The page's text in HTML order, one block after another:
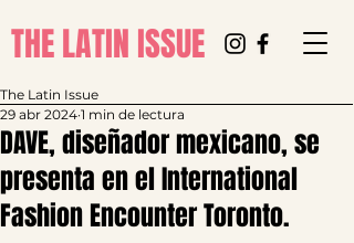
THE LATIN ISSUE
DAVE, diseñador mexicano, se
presenta en el International
Fashion Encounter Toronto.
The Latin Issue
29 abr 2024 1 min de lectura